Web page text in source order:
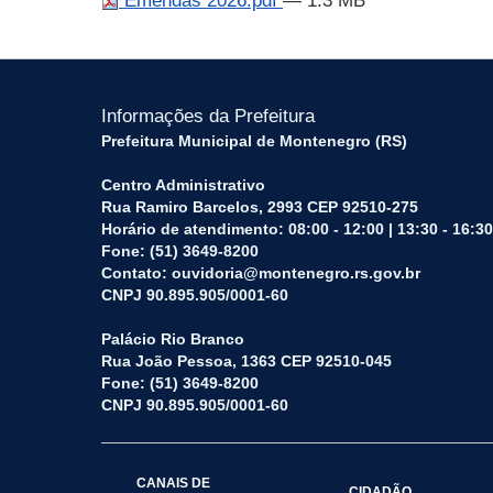
Informações da Prefeitura
Prefeitura Municipal de Montenegro (RS)
Centro Administrativo
Rua Ramiro Barcelos, 2993 CEP 92510-275
Horário de atendimento: 08:00 - 12:00 | 13:30 - 16:30
Fone: (51) 3649-8200
Contato: ouvidoria@montenegro.rs.gov.br
CNPJ 90.895.905/0001-60
Palácio Rio Branco
Rua João Pessoa, 1363 CEP 92510-045
Fone: (51) 3649-8200
CNPJ 90.895.905/0001-60
CANAIS DE